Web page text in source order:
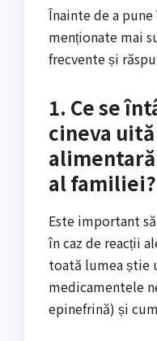
Înainte de a
menționate mai
frecvente și
1. Ce se
cineva
al familiei?
Este important
în caz de reacții
toată lumea știe
medicamentele
epinefrină) și